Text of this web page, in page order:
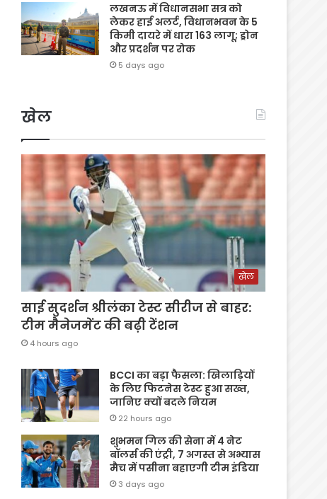
लखनऊ में विधानसभा सत्र को
लेकर हाई अलर्ट, विधानभवन के 5
किमी दायरे में धारा 163 लागू; ड्रोन
और प्रदर्शन पर रोक
5 days ago
खेल
खेल
साई सुदर्शन श्रीलंका टेस्ट सीरीज से बाहर:
टीम मैनेजमेंट की बढ़ी टेंशन
4 hours ago
BCCI का बड़ा फैसला: खिलाड़ियों
के लिए फिटनेस टेस्ट हुआ सख्त,
जानिए क्यों बदले नियम
22 hours ago
शुभमन गिल की सेना में 4 नेट
बॉलर्स की एंट्री, 7 अगस्त से अभ्यास
मैच में पसीना बहाएगी टीम इंडिया
3 days ago